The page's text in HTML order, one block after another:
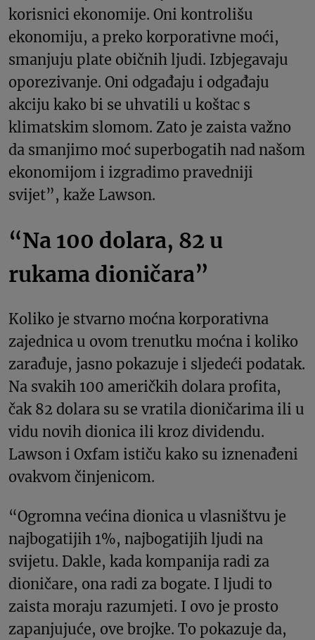
korisnici ekonomije. Oni kontrolišu
ekonomiju, a preko korporativne moći,
smanjuju plate običnih ljudi. Izbjegavaju
oporezivanje. Oni odgađaju i odgađaju
akciju kako bi se uhvatili u koštac s
klimatskim slomom. Zato je zaista važno
da smanjimo moć superbogatih nad našom
ekonomijom i izgradimo pravedniji
svijet”, kaže Lawson.
“Na 100 dolara, 82 u
rukama dioničara”
Koliko je stvarno moćna korporativna
zajednica u ovom trenutku moćna i koliko
zarađuje, jasno pokazuje i sljedeći podatak.
Na svakih 100 američkih dolara profita,
čak 82 dolara su se vratila dioničarima ili u
vidu novih dionica ili kroz dividendu.
Lawson i Oxfam ističu kako su iznenađeni
ovakvom činjenicom.
“Ogromna većina dionica u vlasništvu je
najbogatijih 1%, najbogatijih ljudi na
svijetu. Dakle, kada kompanija radi za
dioničare, ona radi za bogate. I ljudi to
zaista moraju razumjeti. I ovo je prosto
zapanjujuće, ove brojke. To pokazuje da,